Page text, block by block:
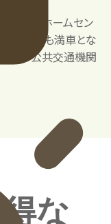
駐車場(ホームセン
二駐車場も満車とな
い。 公共交通機関
得な